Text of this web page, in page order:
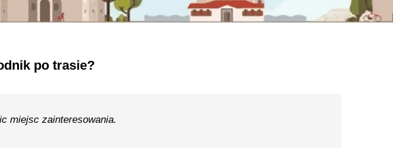
po trasie?
miejsc zainteresowania.